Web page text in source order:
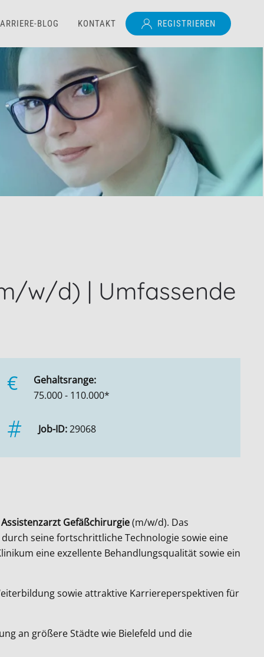
BLOG KONTAKT REGISTRIEREN
w/d) | Umfassende
€
Gehaltsrange:
75.000 - 110.000*
Job-ID:29068
Assistenzarzt Gefäßchirurgie(m/w/d). Das
seine fortschrittliche Technologie sowie eine
eine exzellente Behandlungsqualität sowie ein
sowie attraktive Karriereperspektiven für
an größere Städte wie Bielefeld und die